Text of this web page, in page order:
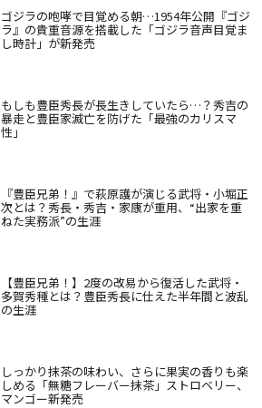
ゴジラの咆哮で目覚める朝…1954年公開『ゴジ
ラ』の貴重音源を搭載した「ゴジラ音声目覚ま
し時計」が新発売
もしも豊臣秀長が長生きしていたら…？秀吉の
暴走と豊臣家滅亡を防げた「最強のカリスマ
性」
『豊臣兄弟！』で萩原護が演じる武将・小堀正
次とは？秀長・秀吉・家康が重用、“出家を重
ねた実務派”の生涯
【豊臣兄弟！】2度の改易から復活した武将・
多賀秀種とは？豊臣秀長に仕えた半年間と波乱
の生涯
しっかり抹茶の味わい、さらに果実の香りも楽
しめる「無糖フレーバー抹茶」ストロベリー、
マンゴー新発売